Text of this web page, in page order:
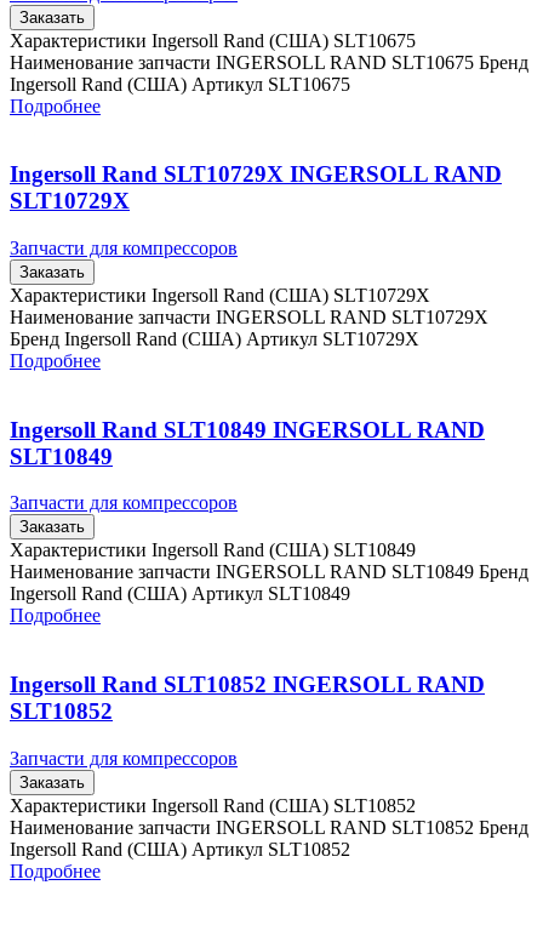
Заказать
Характеристики Ingersoll Rand (США) SLT10675
Наименование запчасти INGERSOLL RAND SLT10675 Бренд
Ingersoll Rand (США) Артикул SLT10675
Подробнее
Ingersoll Rand SLT10729X INGERSOLL RAND
SLT10729X
Запчасти для компрессоров
Заказать
Характеристики Ingersoll Rand (США) SLT10729X
Наименование запчасти INGERSOLL RAND SLT10729X
Бренд Ingersoll Rand (США) Артикул SLT10729X
Подробнее
Ingersoll Rand SLT10849 INGERSOLL RAND
SLT10849
Запчасти для компрессоров
Заказать
Характеристики Ingersoll Rand (США) SLT10849
Наименование запчасти INGERSOLL RAND SLT10849 Бренд
Ingersoll Rand (США) Артикул SLT10849
Подробнее
Ingersoll Rand SLT10852 INGERSOLL RAND
SLT10852
Запчасти для компрессоров
Заказать
Характеристики Ingersoll Rand (США) SLT10852
Наименование запчасти INGERSOLL RAND SLT10852 Бренд
Ingersoll Rand (США) Артикул SLT10852
Подробнее